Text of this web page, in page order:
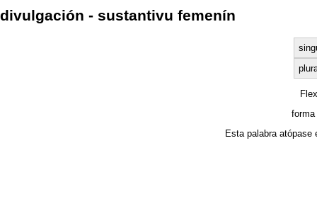
divulgación - sustantivu femenín
Esta palabra atópase